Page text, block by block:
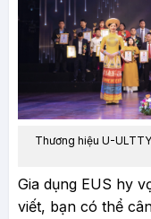
Thương hiệu U-
Gia dụng EUS hy
viết, bạn có thể